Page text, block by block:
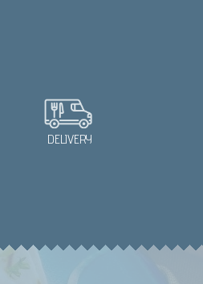
DELIVERY